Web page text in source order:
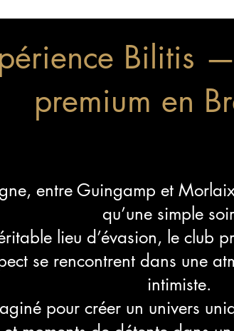
Bilitis
premium en
entre Guingamp et
qu’une simple
lieu d’évasion, le club
se rencontrent dans une
intimiste.
pour créer un univers